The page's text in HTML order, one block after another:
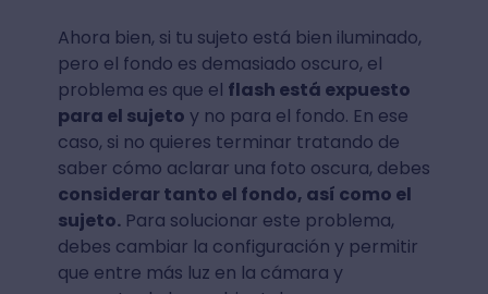
Ahora bien, si tu sujeto está bien iluminado,
pero el fondo es demasiado oscuro, el
problema es que el flash está expuesto
para el sujeto y no para el fondo. En ese
caso, si no quieres terminar tratando de
saber cómo aclarar una foto oscura, debes
considerar tanto el fondo, así como el
sujeto.Para solucionar este problema,
debes cambiar la configuración y permitir
que entre más luz en la cámara y